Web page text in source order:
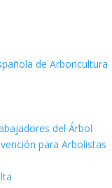
del Árbol
para Arbolistas